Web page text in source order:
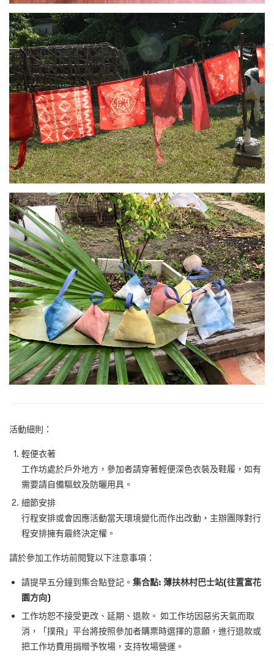
活動細則：
輕便衣著
工作坊處於戶外地方 ，參加者請穿著輕便深色衣裝及鞋履，如有
需要請自備驅蚊及防曬用具。
細節安排
行程安排或會因應活動當天環境變化而作出改動，主辦團隊對行
程安排擁有最終決定權。
請於參加工作坊前閱覽以下注意事項：
請提早五分鐘到集合點登記。 集合點: 薄扶林村巴士站(往置富花
園方向)
工作坊恕不接受更改、延期、退款。 如工作坊因惡劣天氣而取
消，「撲飛」平台將按照參加者購票時選擇的意願，進行退款或
把工作坊費用捐贈予牧場，支持牧場營運。